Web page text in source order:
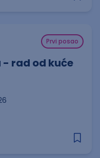
Prvi posao
rad od kuće